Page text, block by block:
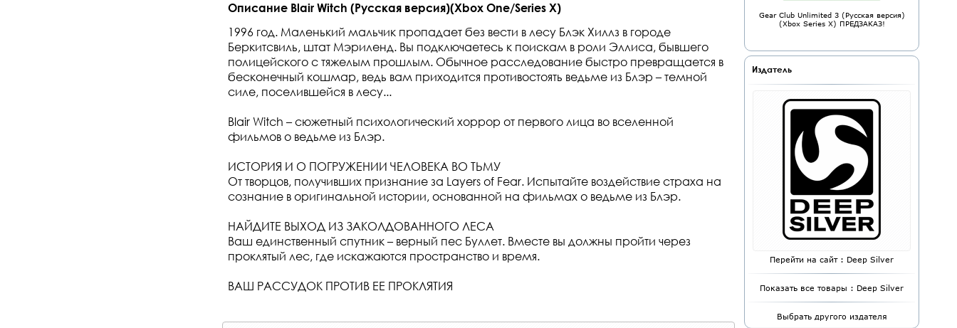
Описание Blair Witch (Русская версия)(Xbox One/Series X)
1996 год. Маленький мальчик пропадает без вести в лесу Блэк Хиллз в городе
Беркитсвиль, штат Мэриленд. Вы подключаетесь к поискам в роли Эллиса, бывшего
полицейского с тяжелым прошлым. Обычное расследование быстро превращается в
бесконечный кошмар, ведь вам приходится противостоять ведьме из Блэр – темной
силе, поселившейся в лесу...
Blair Witch – сюжетный психологический хоррор от первого лица во вселенной
фильмов о ведьме из Блэр.
ИСТОРИЯ И О ПОГРУЖЕНИИ ЧЕЛОВЕКА ВО ТЬМУ
От творцов, получивших признание за Layers of Fear. Испытайте воздействие страха на
сознание в оригинальной истории, основанной на фильмах о ведьме из Блэр.
НАЙДИТЕ ВЫХОД ИЗ ЗАКОЛДОВАННОГО ЛЕСА
Ваш единственный спутник – верный пес Буллет. Вместе вы должны пройти через
проклятый лес, где искажаются пространство и время.
ВАШ РАССУДОК ПРОТИВ ЕЕ ПРОКЛЯТИЯ
Gear Club Unlimited 3 (Русская версия)
(Xbox Series X) ПРЕДЗАКАЗ!
Издатель
Перейти на сайт : Deep Silver
Показать все товары : Deep Silver
Выбрать другого издателя